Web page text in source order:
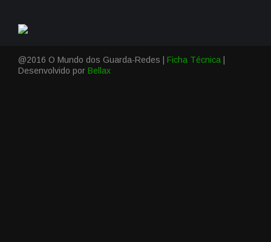
@2016 O Mundo dos Guarda-Redes | Ficha Técnica
Desenvolvido por Bellax